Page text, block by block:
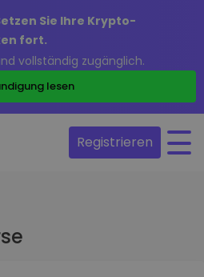
Sie Ihre Krypto-
fort.
vollständig zugänglich.
lesen
Registrieren